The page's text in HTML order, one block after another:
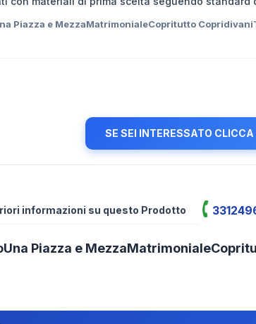
Piazza e MezzaMatrimonialeCopritutto
SE SEI INTERESSATO CLICCA
informazioni su questo Prodotto
Piazza e